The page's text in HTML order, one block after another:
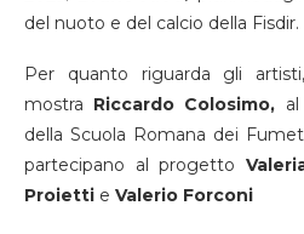
del nuoto e del calcio della Fisdir.
Per quanto riguarda gli
mostra Riccardo Colosimo, al
della Scuola Romana dei
partecipano al progetto
Proietti e Valerio Forconi